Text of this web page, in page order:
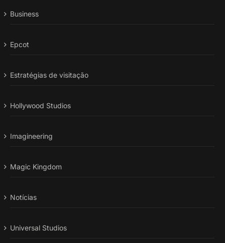
Business
Epcot
Estratégias de visitação
Hollywood Studios
Imagineering
Magic Kingdom
Notícias
Universal Studios